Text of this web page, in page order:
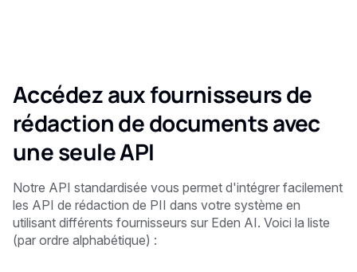
Accédez aux fournisseurs de
rédaction de documents avec
une seule API
Notre API standardisée vous permet d'intégrer facilement
les API de rédaction de PII dans votre système en
utilisant différents fournisseurs sur Eden AI. Voici la liste
(par ordre alphabétique) :